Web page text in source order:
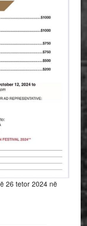
26 tetor 2024 në